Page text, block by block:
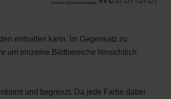
einfache Datenübertragung
enthalten kann. Im Gegensatz zu
um einzelne Bildbereiche hinsichtlich
und begrenzt. Da jede Farbe dabei